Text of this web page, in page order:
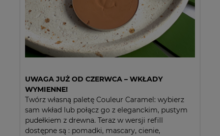
UWAGA JUŻ OD CZERWCA – WKŁADY
WYMIENNE!
Twórz własną paletę Couleur Caramel: wybierz
sam wkład lub połącz go z eleganckim, pustym
pudełkiem z drewna. Teraz w wersji refill
dostępne są : pomadki, mascary, cienie,